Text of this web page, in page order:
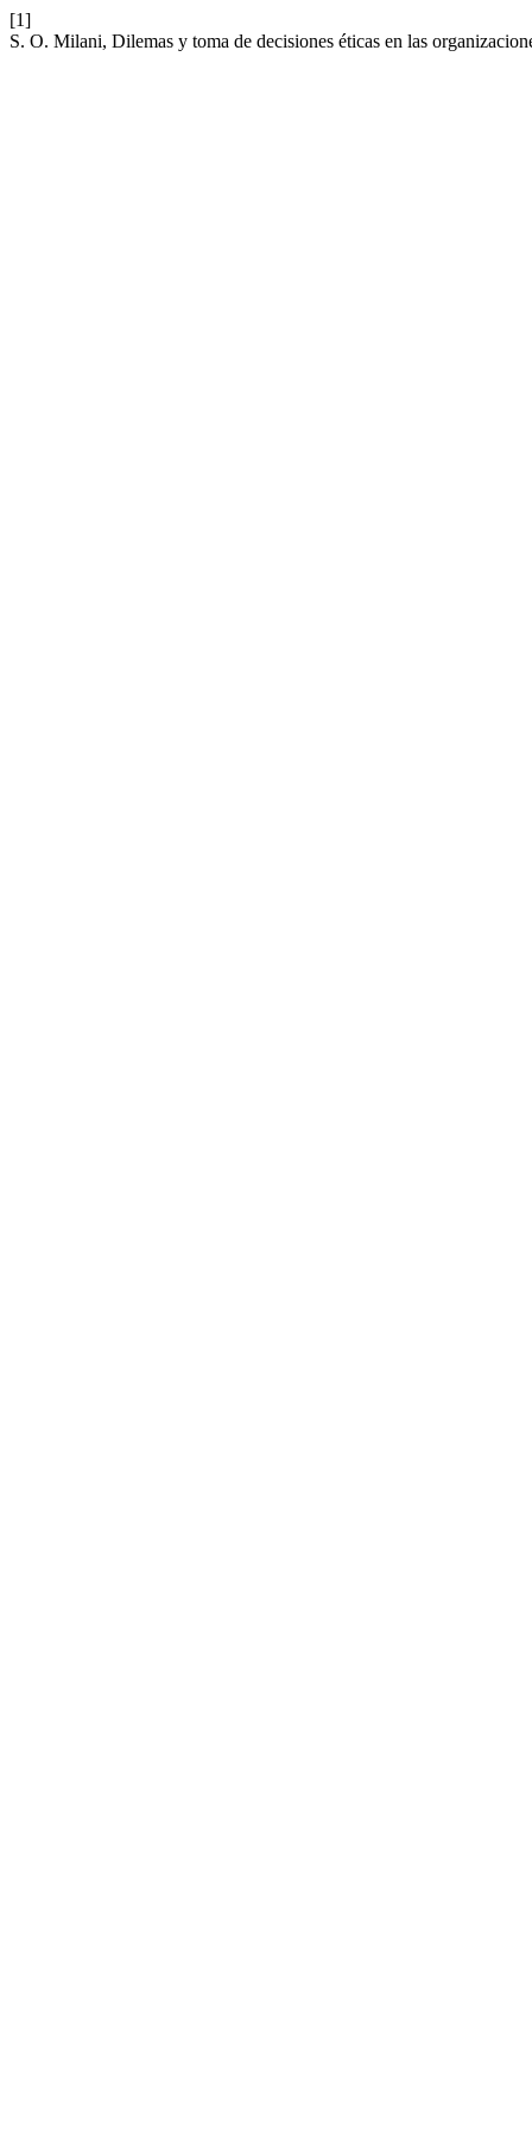
[1]
S. O. Milani, Dilemas y toma de decisiones éticas en las